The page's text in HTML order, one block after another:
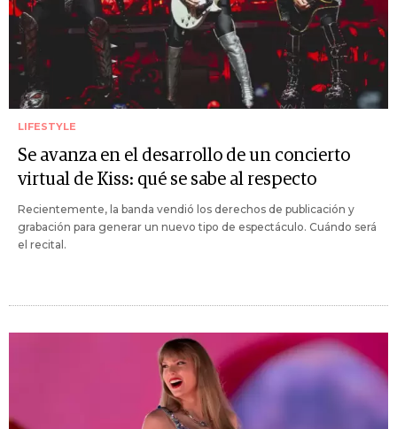
LIFESTYLE
Se avanza en el desarrollo de un concierto
virtual de Kiss: qué se sabe al respecto
Recientemente, la banda vendió los derechos de publicación y
grabación para generar un nuevo tipo de espectáculo. Cuándo será
el recital.